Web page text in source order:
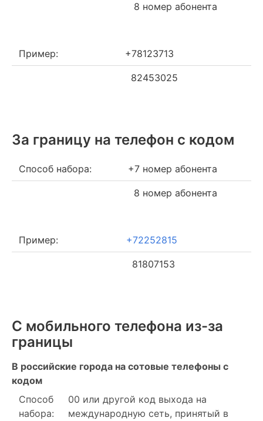
8 номер абонента
Пример: +78123713
82453025
За границу на телефон c кодом
Способ набора: +7 номер абонента
8 номер абонента
Пример: +72252815
81807153
С мобильного телефона из-за
границы
В российские города на сотовые телефоны с
кодом
Способ
набора:
00 или другой код выхода на
международную сеть, принятый в